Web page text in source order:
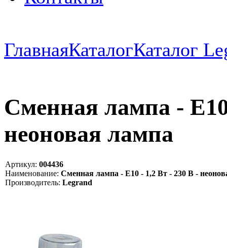
ГлавнаяКаталогКаталог
Сменная лампа -
неоновая лампа
Артикул: 004436
Наименование: Сменная лампа - E10 - 1,2 Вт - 230 В -
Производитель: Legrand